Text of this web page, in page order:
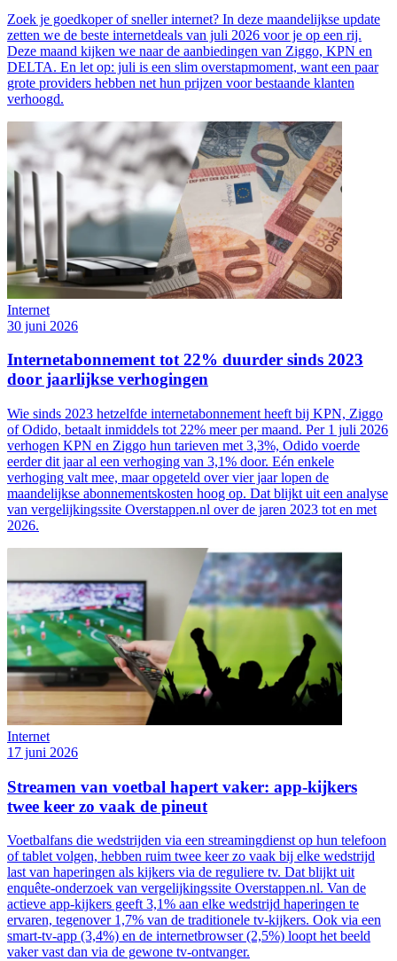
Zoek je goedkoper of sneller internet? In deze maandelijkse update
zetten we de beste internetdeals van juli 2026 voor je op een rij.
Deze maand kijken we naar de aanbiedingen van Ziggo, KPN en
DELTA. En let op: juli is een slim overstapmoment, want een paar
grote providers hebben net hun prijzen voor bestaande klanten
verhoogd.
Internet
30 juni 2026
Internetabonnement tot 22% duurder sinds 2023
door jaarlijkse verhogingen
Wie sinds 2023 hetzelfde internetabonnement heeft bij KPN, Ziggo
of Odido, betaalt inmiddels tot 22% meer per maand. Per 1 juli 2026
verhogen KPN en Ziggo hun tarieven met 3,3%, Odido voerde
eerder dit jaar al een verhoging van 3,1% door. Eén enkele
verhoging valt mee, maar opgeteld over vier jaar lopen de
maandelijkse abonnementskosten hoog op. Dat blijkt uit een analyse
van vergelijkingssite Overstappen.nl over de jaren 2023 tot en met
2026.
Internet
17 juni 2026
Streamen van voetbal hapert vaker: app-kijkers
twee keer zo vaak de pineut
Voetbalfans die wedstrijden via een streamingdienst op hun telefoon
of tablet volgen, hebben ruim twee keer zo vaak bij elke wedstrijd
last van haperingen als kijkers via de reguliere tv. Dat blijkt uit
enquête-onderzoek van vergelijkingssite Overstappen.nl. Van de
actieve app-kijkers geeft 3,1% aan elke wedstrijd haperingen te
ervaren, tegenover 1,7% van de traditionele tv-kijkers. Ook via een
smart-tv-app (3,4%) en de internetbrowser (2,5%) loopt het beeld
vaker vast dan via de gewone tv-ontvanger.